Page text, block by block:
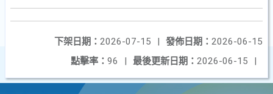
發佈日期： 2026-06-15
下架日期： 2026-07-15
|
最後更新日期： 2026-06-15 |
點擊率： 96 |